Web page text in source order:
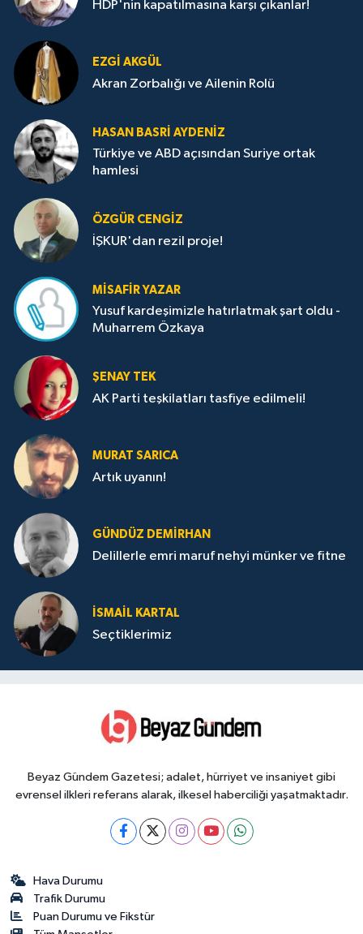
HDP'nin kapatılmasına karşı çıkanlar!
EZGI AKGÜL
Akran Zorbalığı ve Ailenin Rolü
HASAN BASRI AYDENIZ
Türkiye ve ABD açısından Suriye ortak
hamlesi
ÖZGÜR CENGIZ
İŞKUR'dan rezil proje!
MISAFIR YAZAR
Yusuf kardeşimizle hatırlatmak şart oldu -
Muharrem Özkaya
ŞENAY TEK
AK Parti teşkilatları tasfiye edilmeli!
MURAT SARICA
Artık uyanın!
GÜNDÜZ DEMIRHAN
Delillerle emri maruf nehyi münker ve fitne
İSMAIL KARTAL
Seçtiklerimiz
Beyaz Gündem Gazetesi; adalet, hürriyet ve insaniyet gibi
evrensel ilkleri referans alarak, ilkesel haberciliği yaşatmaktadır.
Hava Durumu
Trafik Durumu
Puan Durumu ve Fikstür